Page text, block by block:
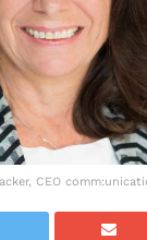
CEO